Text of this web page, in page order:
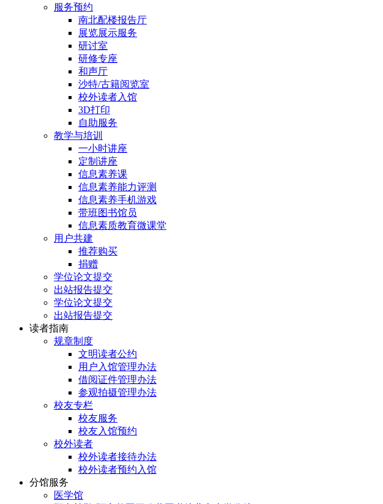
服务预约
南北配楼报告厅
展览展示服务
研讨室
研修专座
和声厅
沙特/古籍阅览室
校外读者入馆
3D打印
自助服务
教学与培训
一小时讲座
定制讲座
信息素养课
信息素养能力评测
信息素养手机游戏
带班图书馆员
信息素质教育微课堂
用户共建
推荐购买
捐赠
学位论文提交
出站报告提交
学位论文提交
出站报告提交
读者指南
规章制度
文明读者公约
用户入馆管理办法
借阅证件管理办法
参观拍摄管理办法
校友专栏
校友服务
校友入馆预约
校外读者
校外读者接待办法
校外读者预约入馆
分馆服务
医学馆